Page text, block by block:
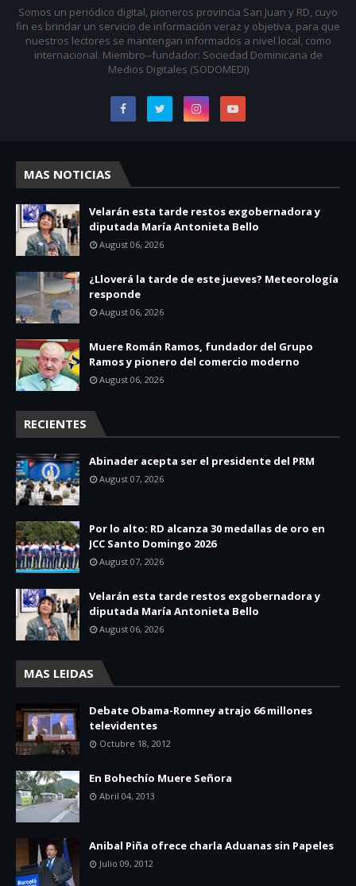
Somos un periódico digital, pioneros provincia San Juan y RD, cuyo
fin es brindar un servicio de información veraz y objetiva, para que
nuestros lectores se mantengan informados a nivel local, como
internacional. Miembro--fundador: Sociedad Dominicana de
Medios Digitales (SODOMEDI)
MAS NOTICIAS
Velarán esta tarde restos exgobernadora y
diputada María Antonieta Bello
August 06, 2026
¿Lloverá la tarde de este jueves? Meteorología
responde
August 06, 2026
Muere Román Ramos, fundador del Grupo
Ramos y pionero del comercio moderno
August 06, 2026
RECIENTES
Abinader acepta ser el presidente del PRM
August 07, 2026
Por lo alto: RD alcanza 30 medallas de oro en
JCC Santo Domingo 2026
August 07, 2026
Velarán esta tarde restos exgobernadora y
diputada María Antonieta Bello
August 06, 2026
MAS LEIDAS
Debate Obama-Romney atrajo 66 millones
televidentes
Octubre 18, 2012
En Bohechío Muere Señora
Abril 04, 2013
Anibal Piña ofrece charla Aduanas sin Papeles
Julio 09, 2012